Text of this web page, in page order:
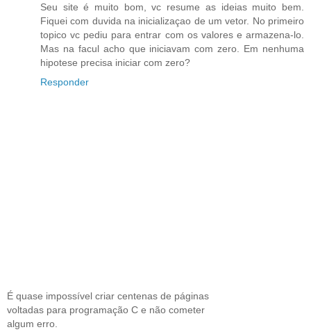
Seu site é muito bom, vc resume as ideias muito bem.
Fiquei com duvida na inicializaçao de um vetor. No primeiro
topico vc pediu para entrar com os valores e armazena-lo.
Mas na facul acho que iniciavam com zero. Em nenhuma
hipotese precisa iniciar com zero?
Responder
É quase impossível criar centenas de páginas
voltadas para programação C e não cometer
algum erro.